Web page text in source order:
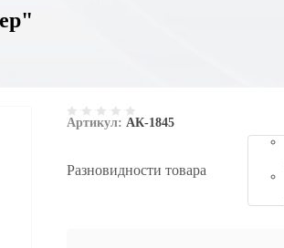
Артикул: АК-1845
Разновидности товара